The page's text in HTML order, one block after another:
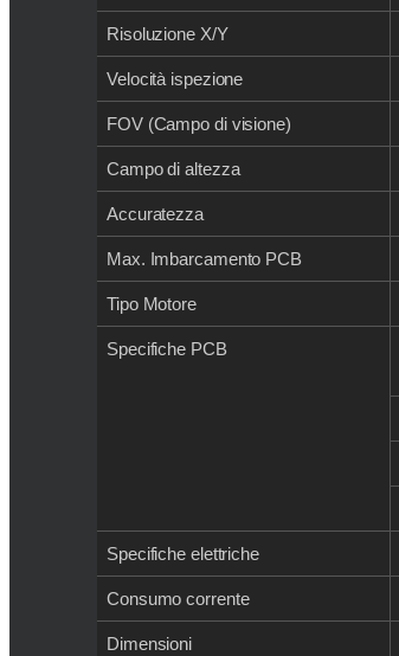
Risoluzione X/Y
Velocità ispezione
FOV (Campo di visione)
Campo di altezza
Accuratezza
Max. Imbarcamento PCB
Tipo Motore
Specifiche PCB
Specifiche elettriche
Consumo corrente
Dimensioni